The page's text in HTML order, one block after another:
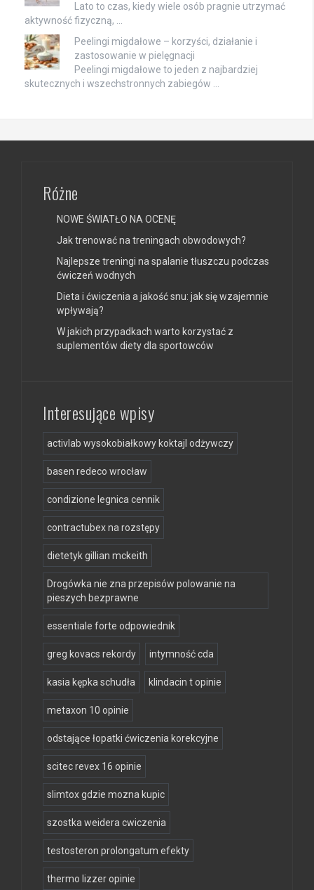
Lato to czas, kiedy wiele osób pragnie utrzymać
aktywność fizyczną, …
Peelingi migdałowe – korzyści, działanie i
zastosowanie w pielęgnacji
Peelingi migdałowe to jeden z najbardziej
skutecznych i wszechstronnych zabiegów …
Różne
NOWE ŚWIATŁO NA OCENĘ
Jak trenować na treningach obwodowych?
Najlepsze treningi na spalanie tłuszczu podczas
ćwiczeń wodnych
Dieta i ćwiczenia a jakość snu: jak się wzajemnie
wpływają?
W jakich przypadkach warto korzystać z
suplementów diety dla sportowców
Interesujące wpisy
activlab wysokobiałkowy koktajl odżywczy
basen redeco wrocław
condizione legnica cennik
contractubex na rozstępy
dietetyk gillian mckeith
Drogówka nie zna przepisów polowanie na
pieszych bezprawne
essentiale forte odpowiednik
greg kovacs rekordy intymność cda
kasia kępka schudła klindacin t opinie
metaxon 10 opinie
odstające łopatki ćwiczenia korekcyjne
scitec revex 16 opinie
slimtox gdzie mozna kupic
szostka weidera cwiczenia
testosteron prolongatum efekty
thermo lizzer opinie